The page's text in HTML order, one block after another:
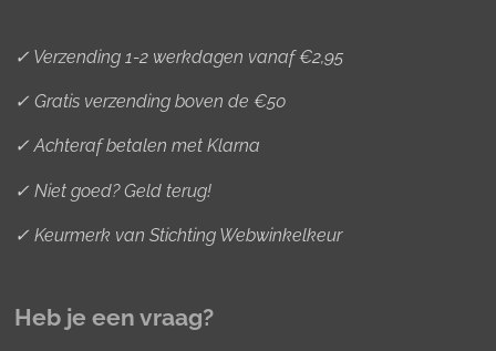
✓ Verzending 1-2 werkdagen vanaf €2,95
✓ Gratis verzending boven de €50
✓ Achteraf betalen met Klarna
✓ Niet goed? Geld terug!
✓ Keurmerk van Stichting Webwinkelkeur
Heb je een vraag?